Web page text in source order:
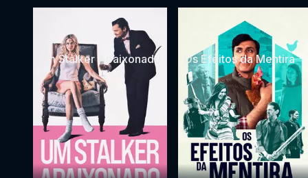
Um Stalker Apaixonado Os Efeitos da Mentira